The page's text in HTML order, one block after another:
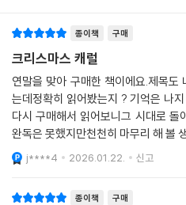
화학 교수다. 젊은 시절 믿었던 친구에
일찍 떠나보낸 것과 같은 아픈 기억을
모든 사람에게 그 ‘망각’이 전달될 것
와 과거의 기억이 생생해져 더욱 괴로
를 받아들인다. 이후 그의 삶은 오히
상 그런 기억이 사라지자 동정심, 연민,
점차 유령의 거래가 선물이 아닌 저주
스럽고 아픈 기억일지라도 그 기억이
를 단단히 묶어 주는 연결 고리임을 절
종이책 구매
크리스마스 캐럴
연말을 맞아 구매한 책이에요.제목
는데정확히 읽어봤는지 ? 기억은 나
다시 구매해서 읽어보니그 시대로 돌
완독은 못했지만천천히 마무리 해 볼
j****4 2026.01.22. 신고
종이책 구매